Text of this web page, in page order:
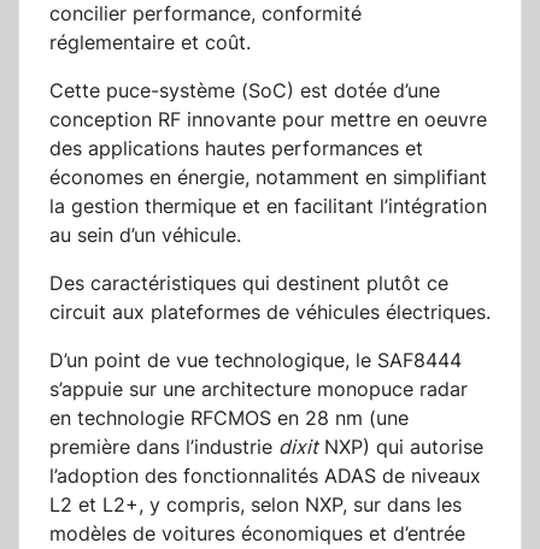
concilier performance, conformité
réglementaire et coût.
Cette puce-système (SoC) est dotée d’une
conception RF innovante pour mettre en oeuvre
des applications hautes performances et
économes en énergie, notamment en simplifiant
la gestion thermique et en facilitant l’intégration
au sein d’un véhicule.
Des caractéristiques qui destinent plutôt ce
circuit aux plateformes de véhicules électriques.
D’un point de vue technologique, le SAF8444
s’appuie sur une architecture monopuce radar
en technologie RFCMOS en 28 nm (une
première dans l’industrie dixitNXP) qui autorise
l’adoption des fonctionnalités ADAS de niveaux
L2 et L2+, y compris, selon NXP, sur dans les
modèles de voitures économiques et d’entrée